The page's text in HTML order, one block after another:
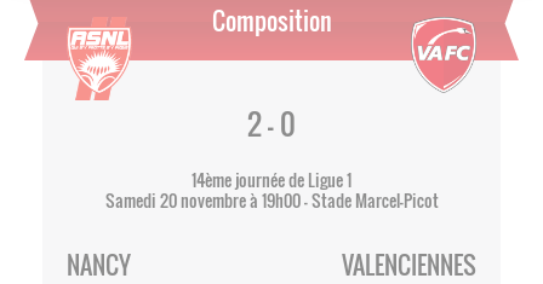
Composition
2 - 0
14ème journée de Ligue 1
Samedi 20 novembre à 19h00 - Stade Marcel-Picot
NANCY VALENCIENNES